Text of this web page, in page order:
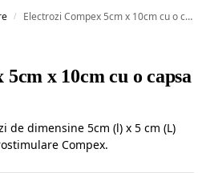
/ Electrozi Compex 5cm x 10cm cu o capsa
x 10cm cu o capsa
de dimensine 5cm (l) x 5 cm (L)
Compex.